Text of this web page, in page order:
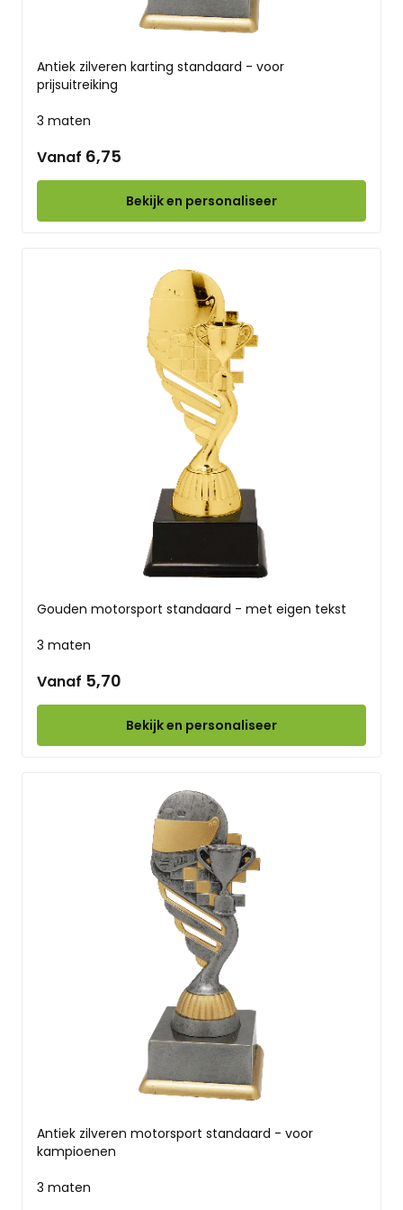
Antiek zilveren karting standaard - voor
prijsuitreiking
3 maten
Vanaf 6,75
Bekijk en personaliseer
Gouden motorsport standaard - met eigen tekst
3 maten
Vanaf 5,70
Bekijk en personaliseer
Antiek zilveren motorsport standaard - voor
kampioenen
3 maten